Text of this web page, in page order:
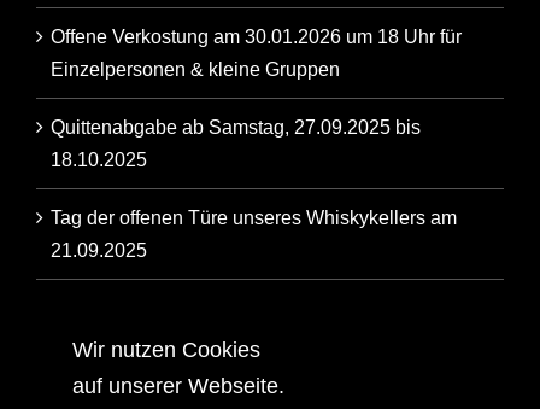
Offene Verkostung am 30.01.2026 um 18 Uhr für
Einzelpersonen & kleine Gruppen
Quittenabgabe ab Samstag, 27.09.2025 bis
18.10.2025
Tag der offenen Türe unseres Whiskykellers am
21.09.2025
Familienbrennerei
Wir nutzen Cookies
auf unserer Webseite.